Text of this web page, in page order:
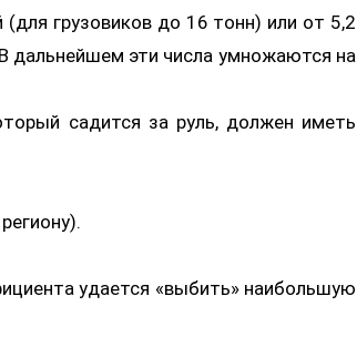
грузовиков до 16 тонн) или от 5,2
дальнейшем эти числа умножаются на
садится за руль, должен иметь
удается «выбить» наибольшую